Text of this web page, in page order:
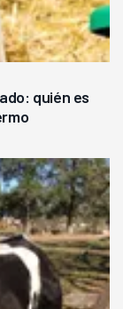
quién es